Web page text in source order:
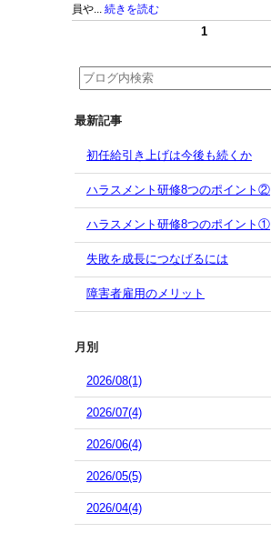
員や... 続きを読む
1
最新記事
初任給引き上げは今後も続くか
ハラスメント研修8つのポイント②
ハラスメント研修8つのポイント①
失敗を成長につなげるには
障害者雇用のメリット
月別
2026/08(1)
2026/07(4)
2026/06(4)
2026/05(5)
2026/04(4)